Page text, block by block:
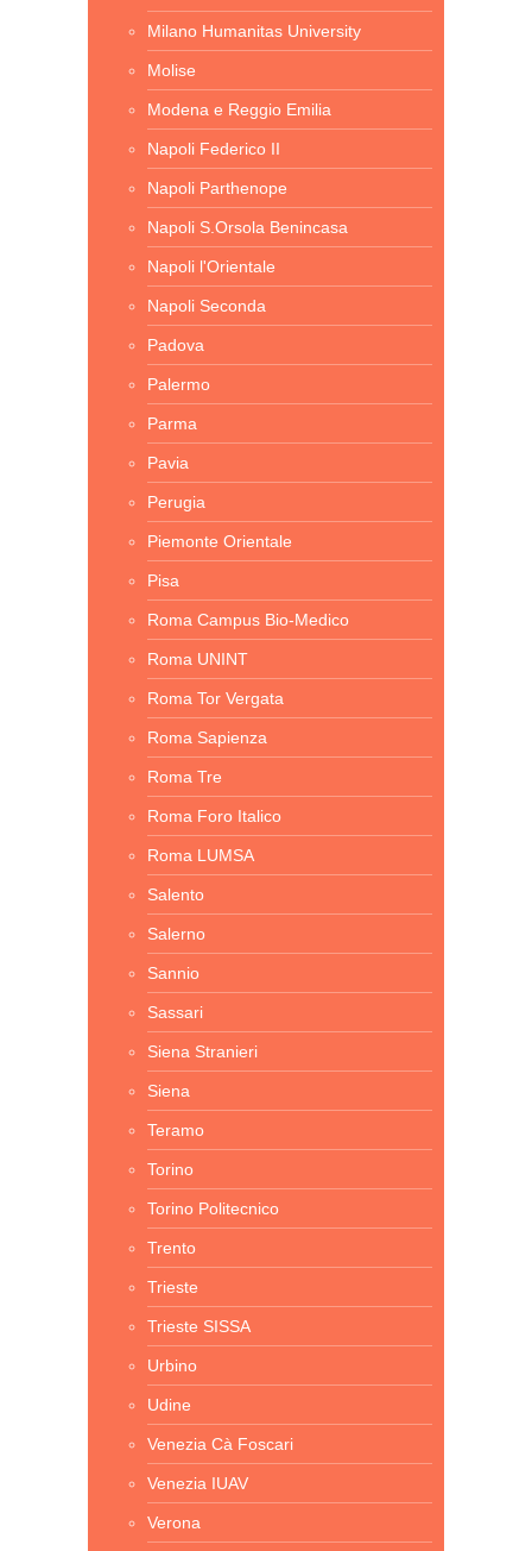
Milano Humanitas University
Molise
Modena e Reggio Emilia
Napoli Federico II
Napoli Parthenope
Napoli S.Orsola Benincasa
Napoli l'Orientale
Napoli Seconda
Padova
Palermo
Parma
Pavia
Perugia
Piemonte Orientale
Pisa
Roma Campus Bio-Medico
Roma UNINT
Roma Tor Vergata
Roma Sapienza
Roma Tre
Roma Foro Italico
Roma LUMSA
Salento
Salerno
Sannio
Sassari
Siena Stranieri
Siena
Teramo
Torino
Torino Politecnico
Trento
Trieste
Trieste SISSA
Urbino
Udine
Venezia Cà Foscari
Venezia IUAV
Verona